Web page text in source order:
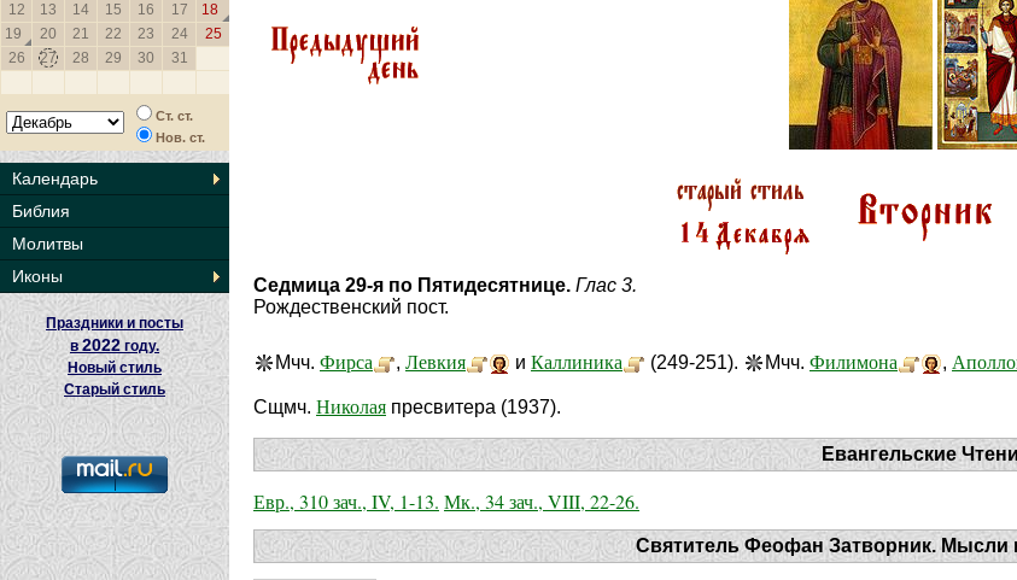
12
13 14 15 16 17
18
19
20 21 22 23 24
25
26
27 28 29 30 31
Ст. ст.
Нов. ст.
Календарь
Библия
Молитвы
Иконы
Праздники и посты
в2022 году.
Новый стиль
Старый стиль
Седмица 29-я по Пятидесятнице. Глас 3.
Рождественский пост.
Мчч. Фирса , Левкия и Каллиника (249-251). Мчч. Филимона ,
Сщмч. Николая пресвитера (1937).
Евангельские
Евр., 310 зач., IV, 1-13. Мк., 34 зач., VIII, 22-26.
Святитель Феофан Затворник. Мысли